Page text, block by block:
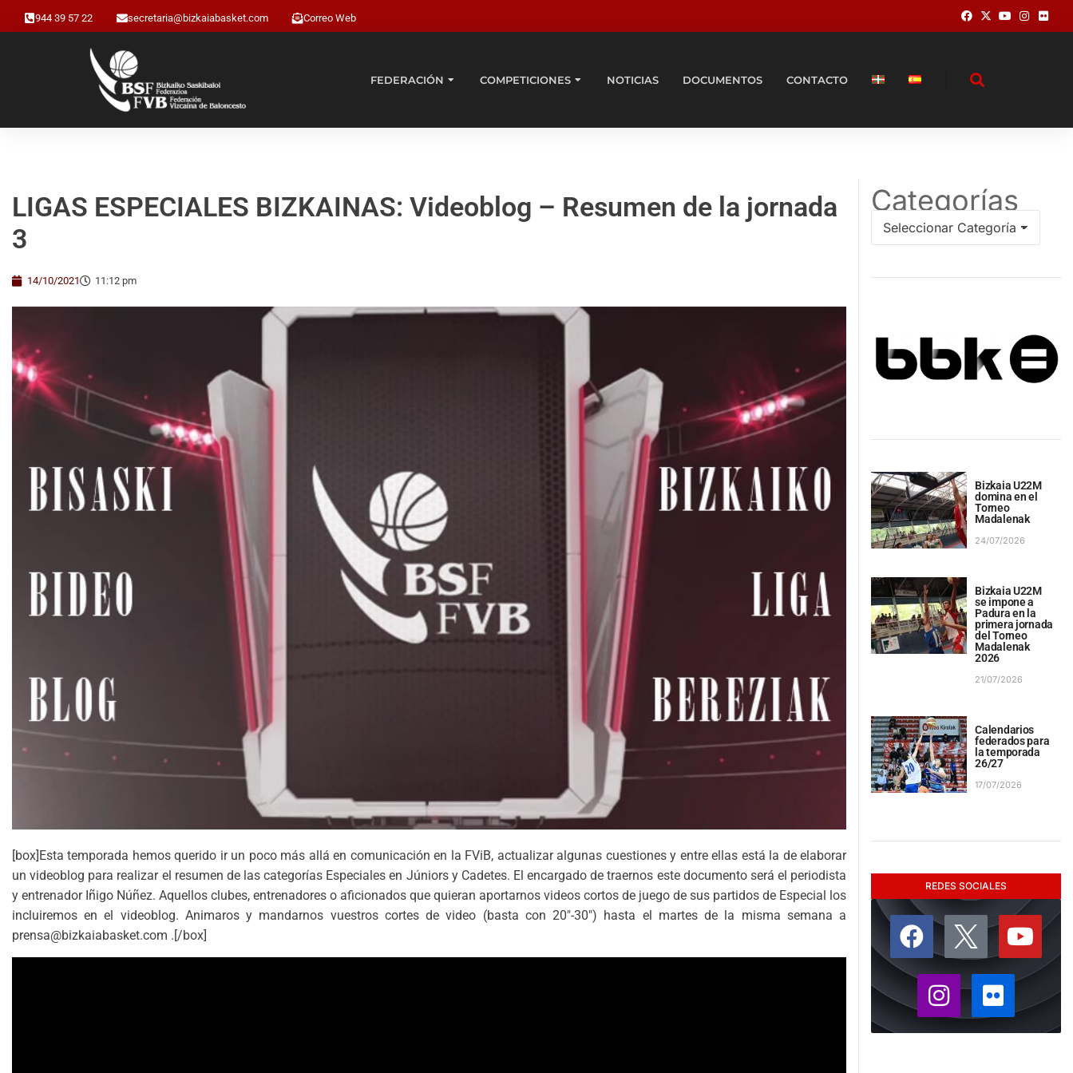
944 39 57 22 secretaria@bizkaiabasket.com Correo Web
FEDERACIÓN COMPETICIONES NOTICIAS DOCUMENTOS CONTACTO
LIGAS ESPECIALES BIZKAINAS: Videoblog – Resumen de la jornada
3
14/10/2021 11:12 pm
[box]Esta temporada hemos querido ir un poco más allá en comunicación en la FViB, actualizar algunas cuestiones y entre ellas está la de elaborar
un videoblog para realizar el resumen de las categorías Especiales en Júniors y Cadetes. El encargado de traernos este documento será el periodista
y entrenador Iñigo Núñez. Aquellos clubes, entrenadores o aficionados que quieran aportarnos videos cortos de juego de sus partidos de Especial los
incluiremos en el videoblog. Animaros y mandarnos vuestros cortes de video (basta con 20″-30″) hasta el martes de la misma semana a
prensa@bizkaiabasket.com .[/box]
Categorías
Bizkaia U22M
domina en el
Torneo
Madalenak
24/07/2026
Bizkaia U22M
se impone a
Padura en la
primera jornada
del Torneo
Madalenak
2026
21/07/2026
Calendarios
federados para
la temporada
26/27
17/07/2026
REDES SOCIALES